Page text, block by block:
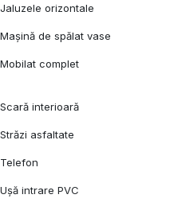
Jaluzele orizontale
Mașină de spălat vase
Mobilat complet
Scară interioară
Străzi asfaltate
Telefon
Ușă intrare PVC